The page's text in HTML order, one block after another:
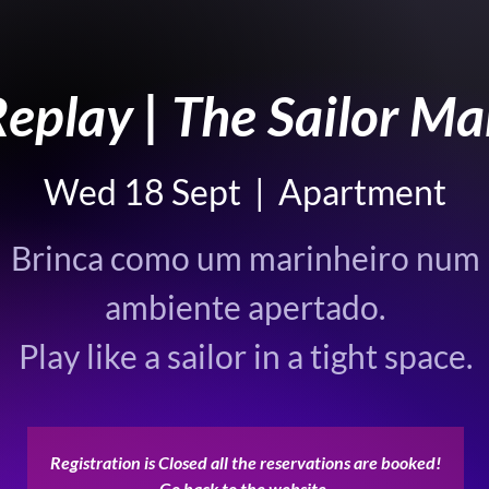
| The Sailor
Wed 18 Sept
  |
Apartment
Brinca como um marinheiro num
ambiente apertado.
Registration is Closed all the reservations are booked!